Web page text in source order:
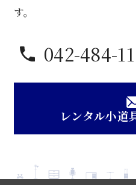
す。
042-484-
レンタル小道